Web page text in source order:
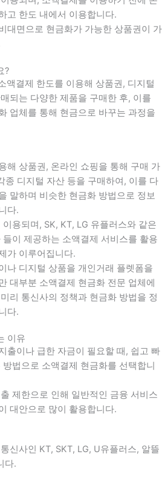
고 한도 내에서 이용합니다.
대면으로 현금화가 가능한 상품권이 가
?
액결제 한도를 이용해 상품권, 디지털
되는 다양한 제품을 구매한 후, 이를
업체를 통해 현금으로 바꾸는 과정을
해 상품권, 온라인 쇼핑을 통해 구매 가
종 디지털 자산 등을 구매하여, 이를 다
말하며 비슷한 현금화 방법으로 정보
다.
용되며, SK, KT, LG 유플러스와 같은
이 제공하는 소액결제 서비스를 활용
가 이루어집니다.
나 디지털 상품을 개인거래 플렛폼을
대부분 소액결제 현금화 전문 업체에
리 통신사의 정책과 현금화 방법을 정
다.
이유
출이나 급한 자금이 필요할 때 , 쉽고 빠
법으로 소액결제 현금화를 선택합니
제한으로 인해 일반적인 금융 서비스
대안으로 많이 활용합니다.
신사인 KT, SKT, LG, U유플러스, 알뜰
다.